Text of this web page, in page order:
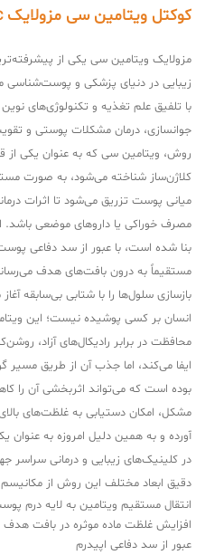
کوکتل ویتامین سی مزولایک vitamin c
مزولایک ویتامین سی یکی از
زیبایی در دنیای پزشکی و
با تلفیق علم تغذیه و تکنولوژی‌های نوین
جوانسازی، درمان مشکلات پوستی و
روش، ویتامین سی که به عنوان یکی از
کلاژن‌ساز شناخته می‌شود، به صورت
میانی پوست تزریق می‌شود تا اثرات
مصرف خوراکی یا داروهای موضعی
بنا شده است، با عبور از سد دفاعی
مستقیماً به درون بافت‌های هدف
بازسازی سلول‌ها را با شتابی بی‌سابقه
انسان بر کسی پوشیده نیست؛ این
محافظت در برابر رادیکال‌های آزاد،
ایفا می‌کند، اما جذب آن از طریق مسیر
بوده است که می‌تواند اثربخشی آن را
مشکل، امکان دستیابی به غلظت‌های
آورده و به همین دلیل امروزه به عنوان
در کلینیک‌های زیبایی و درمانی سراسر
دقیق ابعاد مختلف این روش از مکانیسم
انتقال مستقیم ویتامین به لایه درم
افزایش غلظت ماده موثره در بافت هدف
عبور از سد دفاعی اپیدرم